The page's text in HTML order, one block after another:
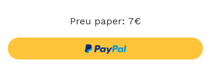
Preu paper: 7€